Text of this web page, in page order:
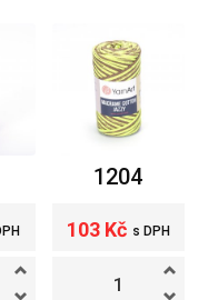
1204
103 Kč s DPH